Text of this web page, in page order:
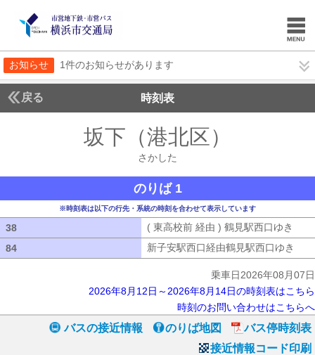
お知らせ 1件のお知らせがあります
戻る 時刻表
坂下（港北区）
さかした
のりば 1
※時刻表は以下の行先・系統の時刻を合わせて表示しています
38 ( 東高校前 経由 ) 鶴見駅西口ゆき
84
新子安駅西口経由鶴見駅西口ゆき
乗車日2026年08月07日
2026年8月12日～2026年8月14日の時刻表はこちら
時刻のお問い合わせはこちらへ
バスの接近情報 のりば地図
バス停時刻表
接近情報コード印刷